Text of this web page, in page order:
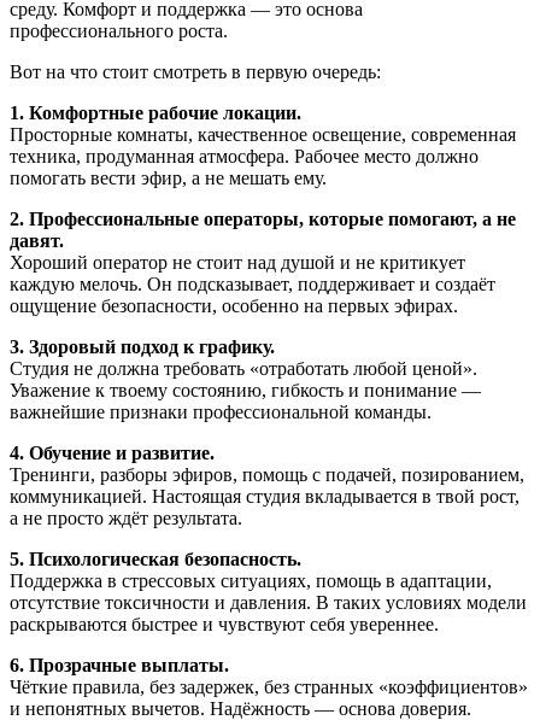
среду. Комфорт и поддержка — это основа
профессионального роста.
Вот на что стоит смотреть в первую очередь:
1. Комфортные рабочие локации.
Просторные комнаты, качественное освещение, современная
техника, продуманная атмосфера. Рабочее место должно
помогать вести эфир, а не мешать ему.
2. Профессиональные операторы, которые помогают, а не
давят.
Хороший оператор не стоит над душой и не критикует
каждую мелочь. Он подсказывает, поддерживает и создаёт
ощущение безопасности, особенно на первых эфирах.
3. Здоровый подход к графику.
Студия не должна требовать «отработать любой ценой».
Уважение к твоему состоянию, гибкость и понимание —
важнейшие признаки профессиональной команды.
4. Обучение и развитие.
Тренинги, разборы эфиров, помощь с подачей, позированием,
коммуникацией. Настоящая студия вкладывается в твой рост,
а не просто ждёт результата.
5. Психологическая безопасность.
Поддержка в стрессовых ситуациях, помощь в адаптации,
отсутствие токсичности и давления. В таких условиях модели
раскрываются быстрее и чувствуют себя увереннее.
6. Прозрачные выплаты.
Чёткие правила, без задержек, без странных «коэффициентов»
и непонятных вычетов. Надёжность — основа доверия.